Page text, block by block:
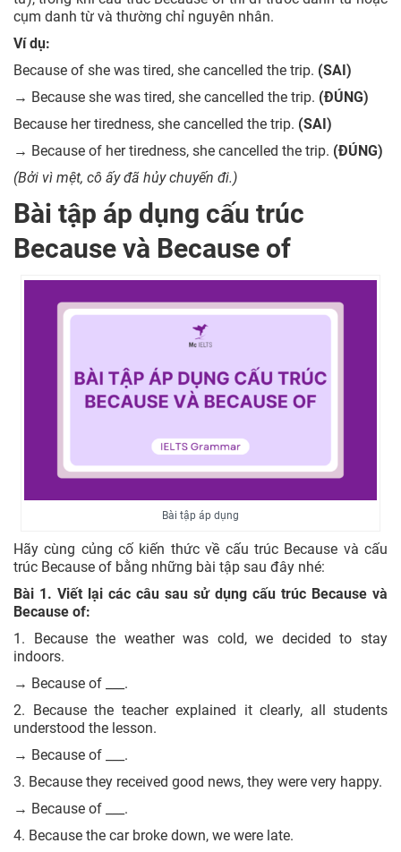
cụm danh từ và thường chỉ nguyên nhân.
Ví dụ:
Because of she was tired, she cancelled the trip. (SAI)
→ Because she was tired, she cancelled the trip. (ĐÚNG)
Because her tiredness, she cancelled the trip. (SAI)
→ Because of her tiredness, she cancelled the trip. (ĐÚNG)
(Bởi vì mệt, cô ấy đã hủy chuyến đi.)
Bài tập áp dụng cấu trúc
Because và Because of
Bài tập áp dụng
Hãy cùng củng cố kiến thức về cấu trúc Because và cấu
trúc Because of bằng những bài tập sau đây nhé:
Bài 1. Viết lại các câu sau sử dụng cấu trúc Because và
Because of:
1. Because the weather was cold, we decided to stay
indoors.
→ Because of ___.
2. Because the teacher explained it clearly, all students
understood the lesson.
→ Because of ___.
3. Because they received good news, they were very happy.
→ Because of ___.
4. Because the car broke down, we were late.